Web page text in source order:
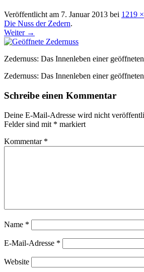
Veröffentlicht am 7. Januar 2013 bei 1219
Die Nuss der Zedern.
Weiter →
Zedernuss: Das Innenleben einer
Zedernuss: Das Innenleben einer
Schreibe einen Kommentar
Deine E-Mail-Adresse wird nicht
Felder sind mit * markiert
Kommentar *
Name *
E-Mail-Adresse *
Website